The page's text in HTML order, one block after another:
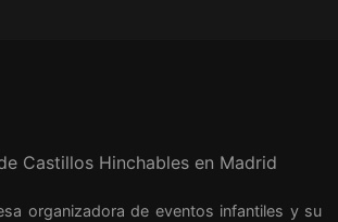
organizadora de eventos infantiles y su